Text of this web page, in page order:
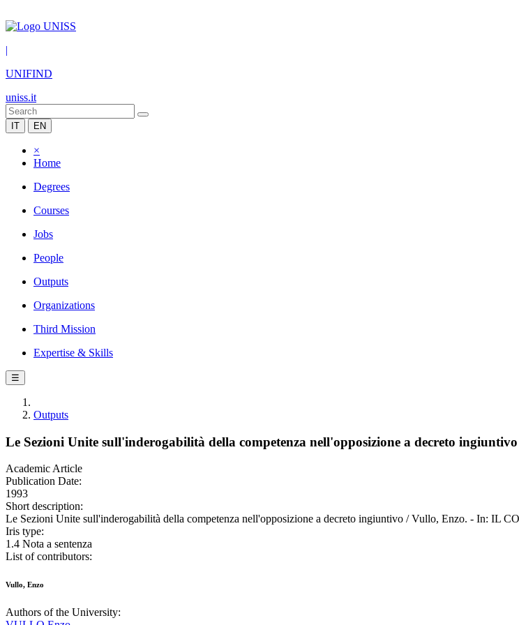
|
UNIFIND
uniss.it
IT EN
×
Home
Degrees
Courses
Jobs
People
Outputs
Organizations
Third Mission
Expertise & Skills
☰
Outputs
Le Sezioni Unite sull'inderogabilità della competenza nell'opposizione a decreto ingiuntivo
Academic Article
Publication Date:
1993
Short description:
Le Sezioni Unite sull'inderogabilità della competenza nell'opposizione a decreto ingiuntivo / Vullo, Enzo. - In: IL
Iris type:
1.4 Nota a sentenza
List of contributors:
Vullo, Enzo
Authors of the University: